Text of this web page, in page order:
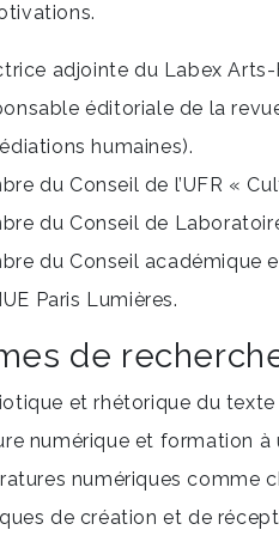
adjointe du Labex Arts-
éditoriale de la
humaines).
du Conseil de l’UFR «
du Conseil de
du Conseil académique
Paris Lumières.
de
et rhétorique du texte
numérique et formation à
numériques comme
de création et de